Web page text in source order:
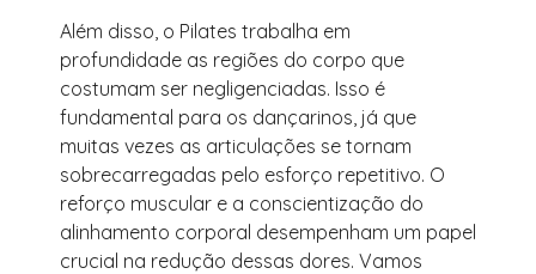
Além disso, o Pilates trabalha em
profundidade as regiões do corpo que
costumam ser negligenciadas. Isso é
fundamental para os dançarinos, já que
muitas vezes as articulações se tornam
sobrecarregadas pelo esforço repetitivo. O
reforço muscular e a conscientização do
alinhamento corporal desempenham um papel
crucial na redução dessas dores. Vamos